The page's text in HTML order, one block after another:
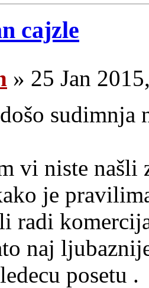
cajzle
» 25 Jan
sudimnja
vi niste našli
je
radi
naj
posetu .